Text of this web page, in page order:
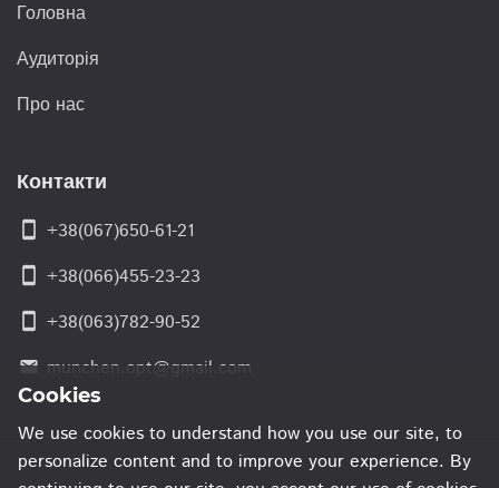
Головна
Аудиторія
Про нас
Контакти
smartphone +38(067)650-61-21
smartphone +38(066)455-23-23
smartphone +38(063)782-90-52
email munchen.opt@gmail.com
Cookies
We use cookies to understand how you use our site, to
personalize content and to improve your experience. By